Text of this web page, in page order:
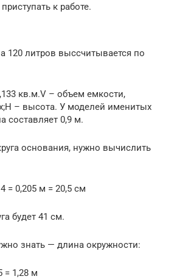
к работе.
120 литров выcсчитывается по
кв.м.V – объем емкости,
– высота. У моделей именитых
составляет 0,9 м.
основания, нужно вычислить
= 0,205 м = 20,5 см
будет 41 см.
знать — длина окружности:
= 1,28 м